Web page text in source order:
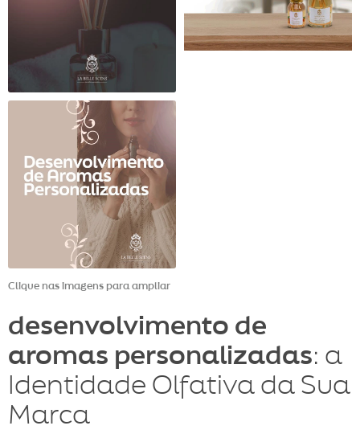
Clique nas imagens para ampliar
desenvolvimento de
aromas personalizadas: a
Identidade Olfativa da Sua
Marca